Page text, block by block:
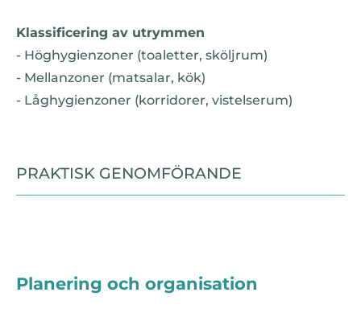
Klassificering av utrymmen
- Höghygienzoner (toaletter, sköljrum)
- Mellanzoner (matsalar, kök)
- Låghygienzoner (korridorer, vistelserum)
PRAKTISK GENOMFÖRANDE
Planering och organisation